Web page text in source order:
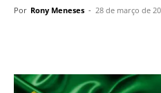
Por Rony Meneses - 28 de março de